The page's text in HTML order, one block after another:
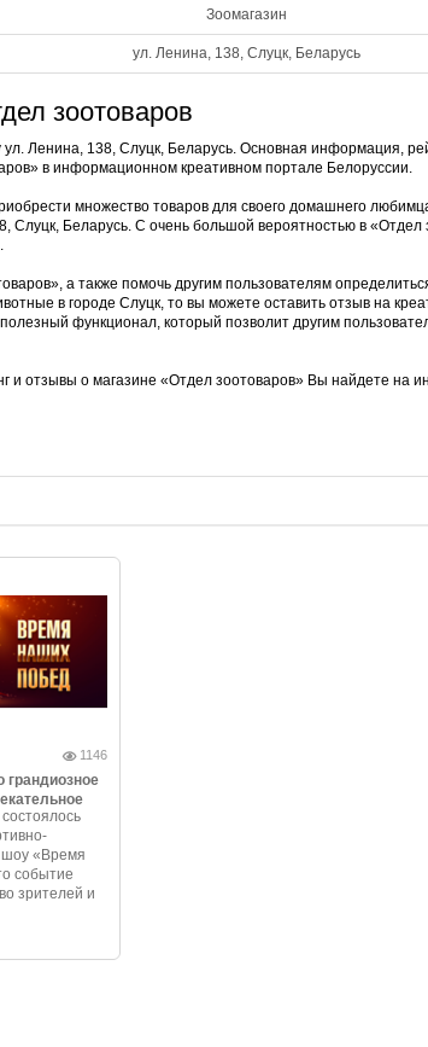
Зоомагазин
ул. Ленина, 138, Слуцк, Беларусь
зоотоваров
Ленина, 138, Слуцк, Беларусь. Основная информация,
в информационном креативном портале Белоруссии.
множество товаров для своего домашнего
Слуцк, Беларусь. С очень большой вероятностью в «Отдел
а также помочь другим пользователям
в городе Слуцк, то вы можете оставить отзыв на
функционал, который позволит другим
отзывы о магазине «Отдел зоотоваров» Вы найдете на
1146
побед»
шоу «Время
событие
зрителей и